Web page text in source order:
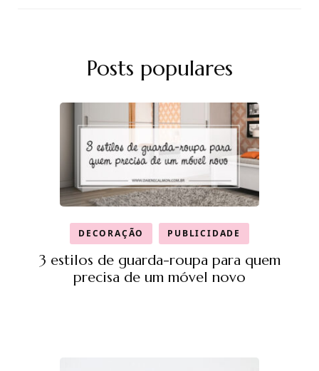
Posts populares
DECORAÇÃO PUBLICIDADE
3 estilos de guarda-roupa para quem
precisa de um móvel novo